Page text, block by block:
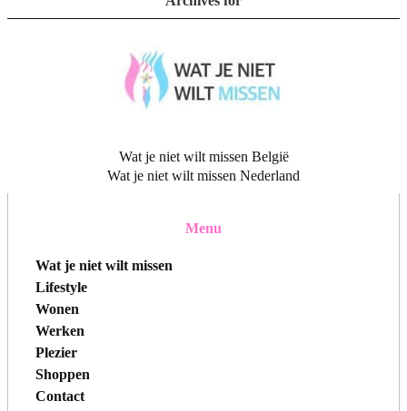
Wat je niet wilt missen België
Wat je niet wilt missen Nederland
Menu
Wat je niet wilt missen
Lifestyle
Wonen
Werken
Plezier
Shoppen
Contact